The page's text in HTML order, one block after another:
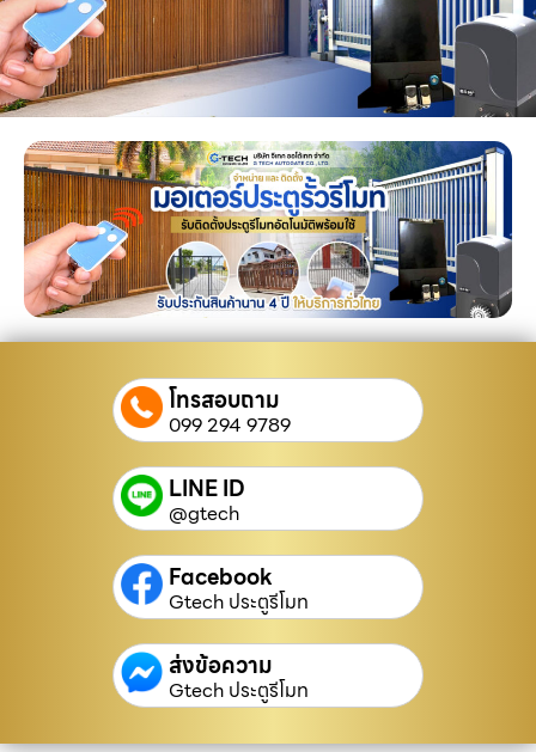
โทรสอบถาม
099 294 9789
LINE ID
@gtech
Facebook
Gtech ประตูรีโมท
ส่งข้อความ
Gtech ประตูรีโมท